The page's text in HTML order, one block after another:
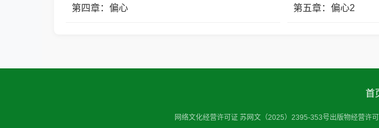
第四章：偏心 第五章：偏心2
首
网络文化经营许可证 苏网文（2025）2395-353号出版物经营许